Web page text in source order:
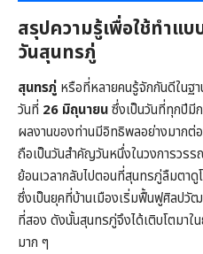
สรุปความรู้เพื่อใช้ทำแ
วันสุนทรภู่
สุนทรภู่ หรือที่หลายคนรู้จักกันดีในฐา
วันที่ 26 มิถุนายนซึ่งเป็นวันที่ทุกปีมี
ผลงานของท่านมีอิทธิพลอย่างมากต่
ถือเป็นวันสำคัญวันหนึ่งในวงการวรร
ย้อนเวลากลับไปตอนที่สุนทรภู่ลืมตาดู
ซึ่งเป็นยุคที่บ้านเมืองเริ่มฟื้นฟูศิลปวั
ที่สอง ดังนั้นสุนทรภู่จึงได้เติบโตมา
มาก ๆ